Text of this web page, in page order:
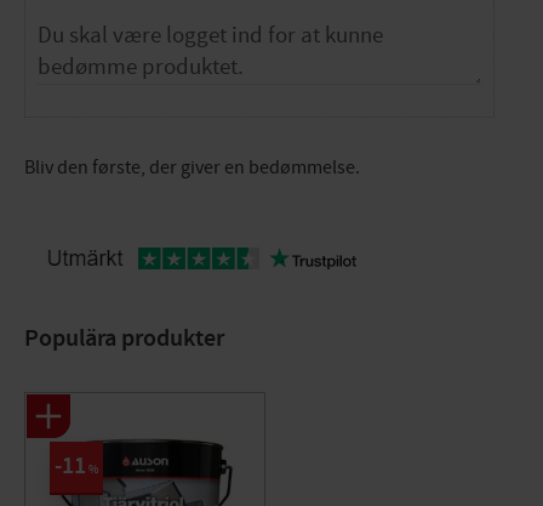
Bliv den første, der giver en bedømmelse.
Populära produkter
11 %